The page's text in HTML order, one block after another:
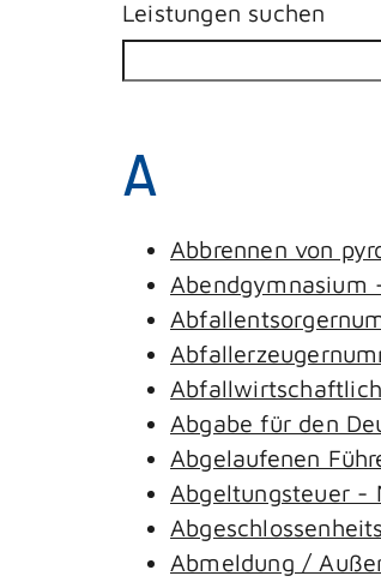
Leistungen suchen
A
Abbrennen von
Abendgymnasium
Abgabe für den
Abgelaufenen
Abgeltungsteuer -
Abmeldung /